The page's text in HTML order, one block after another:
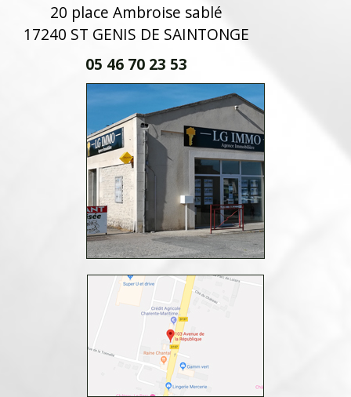
20 place Ambroise sablé
17240 ST GENIS DE SAINTONGE
05 46 70 23 53